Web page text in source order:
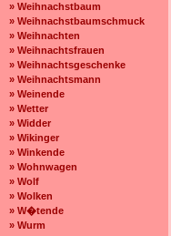
» Weihnachstbaum
» Weihnachstbaumschmuck
» Weihnachten
» Weihnachtsfrauen
» Weihnachtsgeschenke
» Weihnachtsmann
» Weinende
» Wetter
» Widder
» Wikinger
» Winkende
» Wohnwagen
» Wolf
» Wolken
» W�tende
» Wurm